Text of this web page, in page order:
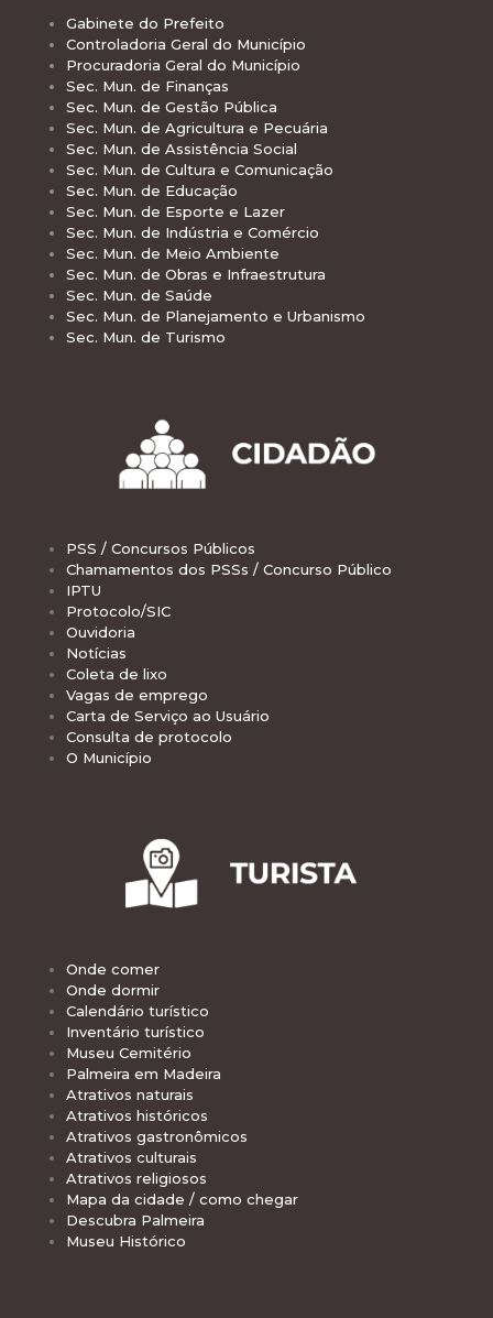
Gabinete do Prefeito
Controladoria Geral do Município
Procuradoria Geral do Município
Sec. Mun. de Finanças
Sec. Mun. de Gestão Pública
Sec. Mun. de Agricultura e Pecuária
Sec. Mun. de Assistência Social
Sec. Mun. de Cultura e Comunicação
Sec. Mun. de Educação
Sec. Mun. de Esporte e Lazer
Sec. Mun. de Indústria e Comércio
Sec. Mun. de Meio Ambiente
Sec. Mun. de Obras e Infraestrutura
Sec. Mun. de Saúde
Sec. Mun. de Planejamento e Urbanismo
Sec. Mun. de Turismo
PSS / Concursos Públicos
Chamamentos dos PSSs / Concurso Público
IPTU
Protocolo/SIC
Ouvidoria
Notícias
Coleta de lixo
Vagas de emprego
Carta de Serviço ao Usuário
Consulta de protocolo
O Município
Onde comer
Onde dormir
Calendário turístico
Inventário turístico
Museu Cemitério
Palmeira em Madeira
Atrativos naturais
Atrativos históricos
Atrativos gastronômicos
Atrativos culturais
Atrativos religiosos
Mapa da cidade / como chegar
Descubra Palmeira
Museu Histórico